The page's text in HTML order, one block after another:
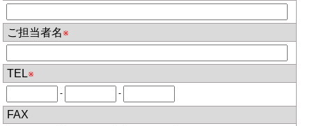
ご担当者名※
TEL※
- -
FAX